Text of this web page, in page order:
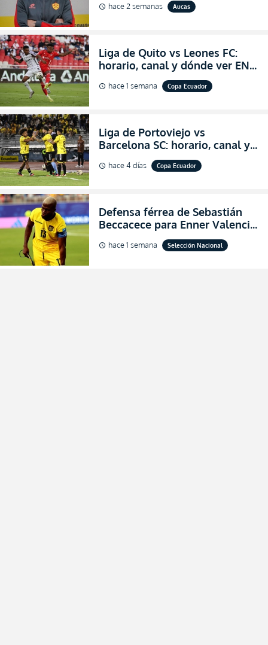
de Aucas
schedule hace 2 semanas Aucas
Liga de Quito vs Leones FC:
horario, canal y dónde ver EN
VIVO los octavos de final de la
Copa Ecuador 2026
schedule hace 1 semana Copa Ecuador
Liga de Portoviejo vs
Barcelona SC: horario, canal y
dónde ver EN VIVO los octavos
de final de la Copa Ecuador
schedule hace 4 días Copa Ecuador
Defensa férrea de Sebastián
Beccacece para Enner Valencia
al indicar que era el hombre
indicado para Ecuador
schedule hace 1 semana Selección Nacional